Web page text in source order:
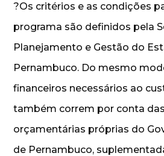
?Os critérios e as condições
programa são definidos pela
Planejamento e Gestão do
Pernambuco. Do mesmo
financeiros necessários ao
também correm por conta
orçamentárias próprias do
de Pernambuco,